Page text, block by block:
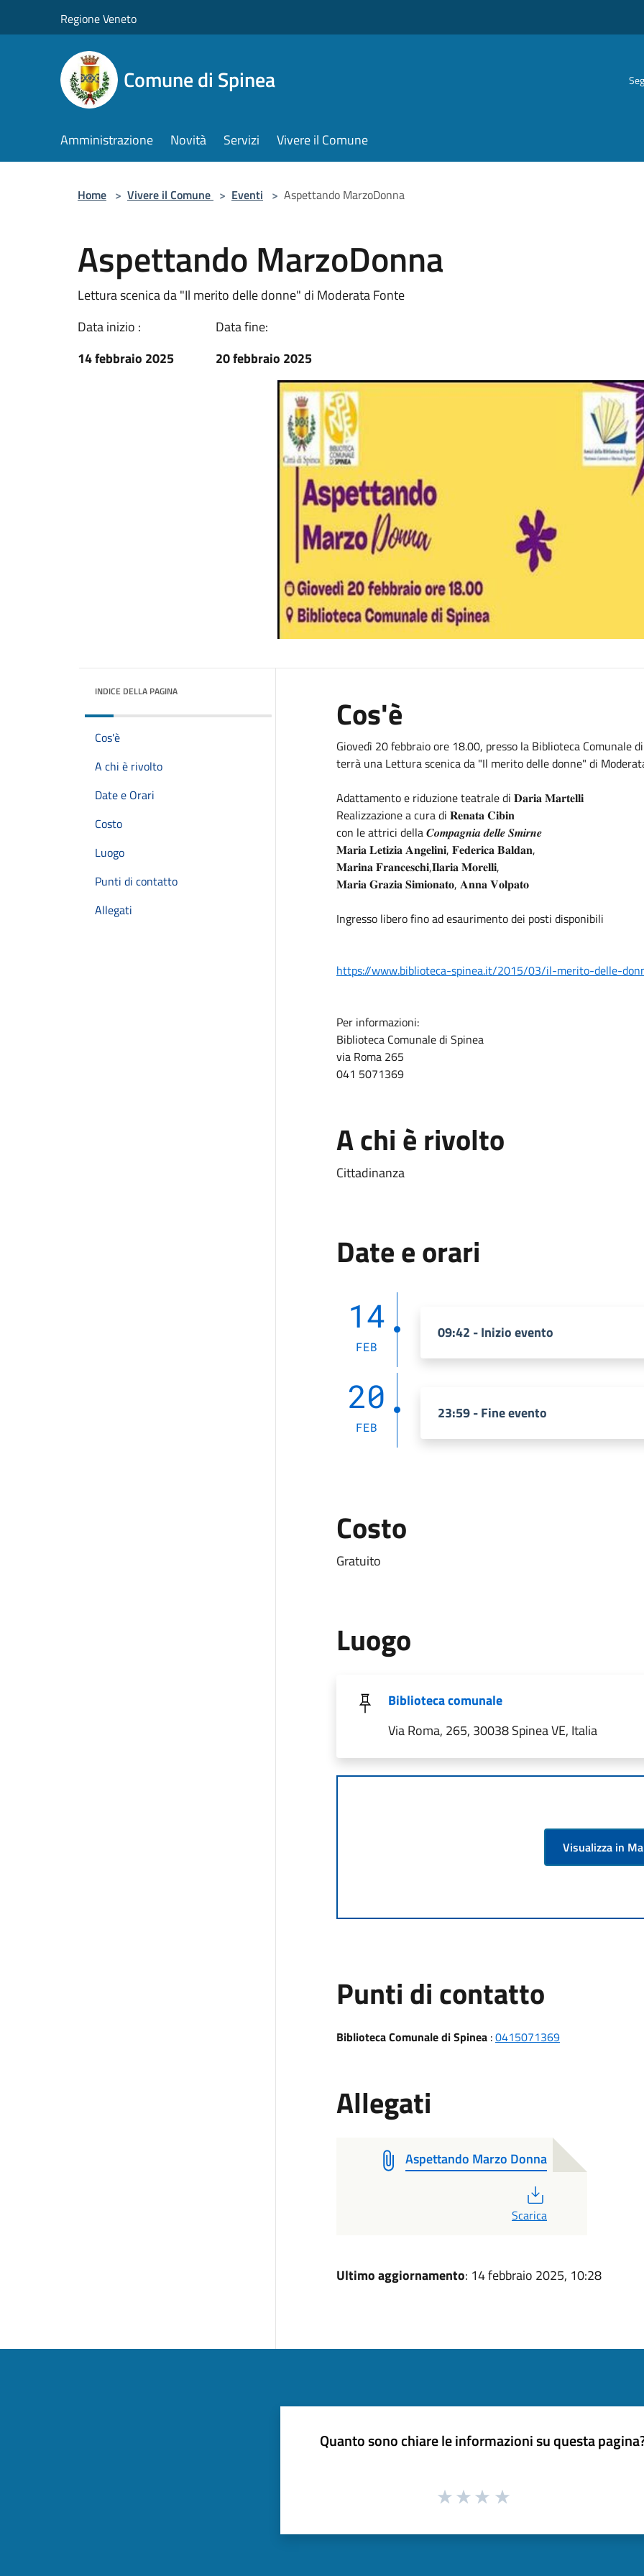
Regione Veneto
Comune di Spinea
Amministrazione Novità Servizi Vivere il Comune
Home > Vivere il Comune > Eventi > Aspettando MarzoDonna
Aspettando MarzoDonna
Lettura scenica da "Il merito delle donne" di Moderata Fonte
Data inizio :
14 febbraio 2025
Data fine:
20 febbraio 2025
INDICE DELLA PAGINA
Cos'è
A chi è rivolto
Date e Orari
Costo
Luogo
Punti di contatto
Allegati
Cos'è
Giovedì 20 febbraio ore 18.00, presso la Biblioteca Comunale
terrà una Lettura scenica da "Il merito delle donne" di
Adattamento e riduzione teatrale di 𝐃𝐚𝐫𝐢𝐚 𝐌𝐚𝐫𝐭𝐞𝐥𝐥𝐢
Realizzazione a cura di 𝐑𝐞𝐧𝐚𝐭𝐚 𝐂𝐢𝐛𝐢𝐧
con le attrici della 𝑪𝒐𝒎𝒑𝒂𝒈𝒏𝒊𝒂 𝒅𝒆𝒍𝒍𝒆 𝑺𝒎𝒊𝒓𝒏𝒆
𝐌𝐚𝐫𝐢𝐚 𝐋𝐞𝐭𝐢𝐳𝐢𝐚 𝐀𝐧𝐠𝐞𝐥𝐢𝐧𝐢, 𝐅𝐞𝐝𝐞𝐫𝐢𝐜𝐚 𝐁𝐚𝐥𝐝𝐚𝐧,
𝐌𝐚𝐫𝐢𝐧𝐚 𝐅𝐫𝐚𝐧𝐜𝐞𝐬𝐜𝐡𝐢,𝐈𝐥𝐚𝐫𝐢𝐚 𝐌𝐨𝐫𝐞𝐥𝐥𝐢,
𝐌𝐚𝐫𝐢𝐚 𝐆𝐫𝐚𝐳𝐢𝐚 𝐒𝐢𝐦𝐢𝐨𝐧𝐚𝐭𝐨, 𝐀𝐧𝐧𝐚 𝐕𝐨𝐥𝐩𝐚𝐭𝐨
Ingresso libero fino ad esaurimento dei posti disponibili
https://www.biblioteca-spinea.it/2015/03/il-merito-delle-
Per informazioni:
Biblioteca Comunale di Spinea
via Roma 265
041 5071369
A chi è rivolto
Cittadinanza
Date e orari
14
FEB
09:42 - Inizio evento
20
FEB
23:59 - Fine evento
Costo
Gratuito
Luogo
Biblioteca comunale
Via Roma, 265, 30038 Spinea VE, Italia
Visualizza in
Punti di contatto
Biblioteca Comunale di Spinea:0415071369
Allegati
Aspettando Marzo Donna
Scarica
Ultimo aggiornamento: 14 febbraio 2025, 10:28
Quanto sono chiare le informazioni su questa